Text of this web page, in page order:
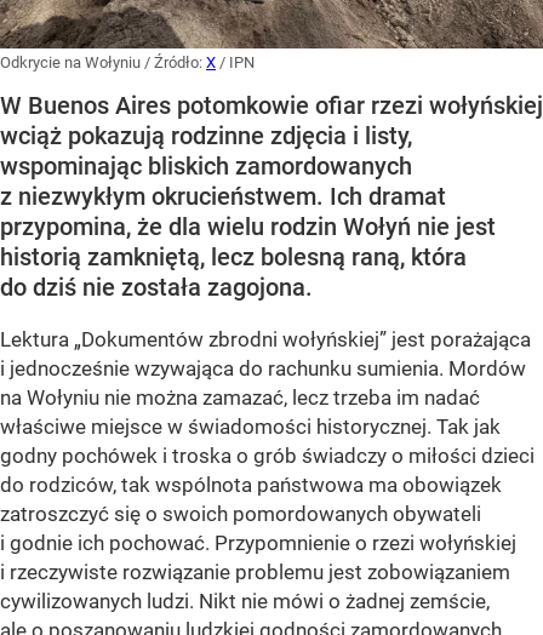
Odkrycie na Wołyniu / Źródło: X / IPN
W Buenos Aires potomkowie ofiar rzezi wołyńskiej
wciąż pokazują rodzinne zdjęcia i listy,
wspominając bliskich zamordowanych
z niezwykłym okrucieństwem. Ich dramat
przypomina, że dla wielu rodzin Wołyń nie jest
historią zamkniętą, lecz bolesną raną, która
do dziś nie została zagojona.
Lektura „Dokumentów zbrodni wołyńskiej” jest porażająca
i jednocześnie wzywająca do rachunku sumienia. Mordów
na Wołyniu nie można zamazać, lecz trzeba im nadać
właściwe miejsce w świadomości historycznej. Tak jak
godny pochówek i troska o grób świadczy o miłości dzieci
do rodziców, tak wspólnota państwowa ma obowiązek
zatroszczyć się o swoich pomordowanych obywateli
i godnie ich pochować. Przypomnienie o rzezi wołyńskiej
i rzeczywiste rozwiązanie problemu jest zobowiązaniem
cywilizowanych ludzi. Nikt nie mówi o żadnej zemście,